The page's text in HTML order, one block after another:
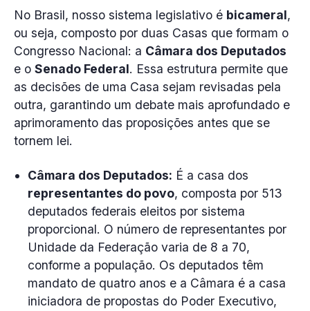
No Brasil, nosso sistema legislativo é bicameral,
ou seja, composto por duas Casas que formam o
Congresso Nacional: a Câmara dos Deputados
e o Senado Federal. Essa estrutura permite que
as decisões de uma Casa sejam revisadas pela
outra, garantindo um debate mais aprofundado e
aprimoramento das proposições antes que se
tornem lei.
Câmara dos Deputados: É a casa dos
representantes do povo, composta por 513
deputados federais eleitos por sistema
proporcional. O número de representantes por
Unidade da Federação varia de 8 a 70,
conforme a população. Os deputados têm
mandato de quatro anos e a Câmara é a casa
iniciadora de propostas do Poder Executivo,